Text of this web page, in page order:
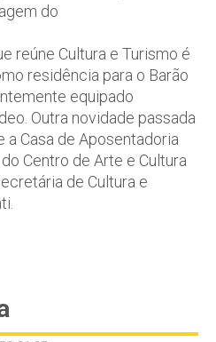
do
reúne Cultura e Turismo é
residência para o Barão
equipado
Outra novidade passada
a Casa de Aposentadoria
Centro de Arte e Cultura
de Cultura e